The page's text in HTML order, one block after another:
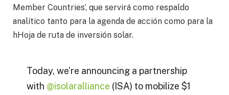
Member Countries’, que servirá como respaldo
analítico tanto para la agenda de acción como para la
hHoja de ruta de inversión solar.
Today, we’re announcing a partnership
with @isolaralliance (ISA) to mobilize $1